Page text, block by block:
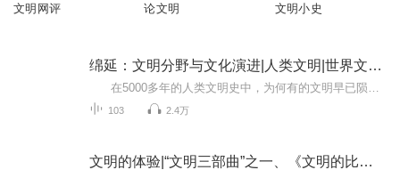
文明网评 论文明 文明小史
绵延：文明分野与文化演进|人类文明|世界文明通识
103 2.4万
文明的体验|“文明三部曲”之一、《文明的比较》续篇